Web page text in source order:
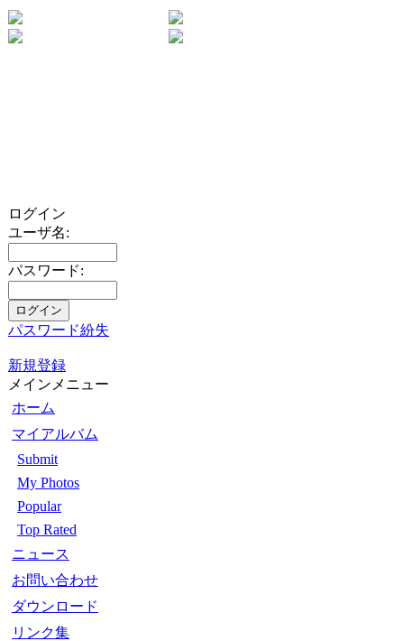
ログイン
ユーザ名:
パスワード:
パスワード紛失
新規登録
メインメニュー
ホーム
マイアルバム
Submit
My Photos
Popular
Top Rated
ニュース
お問い合わせ
ダウンロード
リンク集